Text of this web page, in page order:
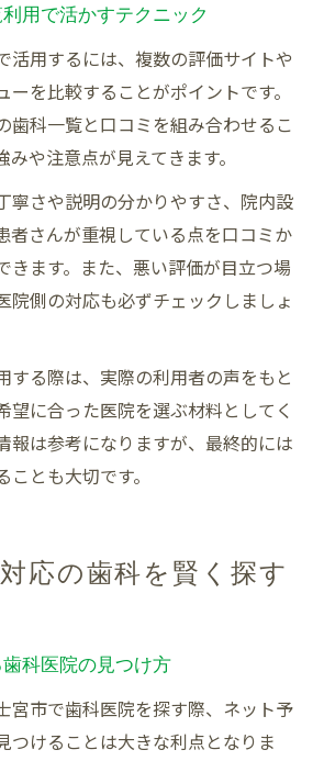
用で活かすテクニック
活用するには、複数の評価サイトや
ーを比較することがポイントです。
歯科一覧と口コミを組み合わせるこ
や注意点が見えてきます。
寧さや説明の分かりやすさ、院内設
者さんが重視している点を口コミか
きます。また、悪い評価が目立つ場
院側の対応も必ずチェックしましょ
する際は、実際の利用者の声をもと
望に合った医院を選ぶ材料としてく
報は参考になりますが、最終的には
とも大切です。
応の歯科を賢く探す
科医院の見つけ方
宮市で歯科医院を探す際、ネット予
つけることは大きな利点となりま